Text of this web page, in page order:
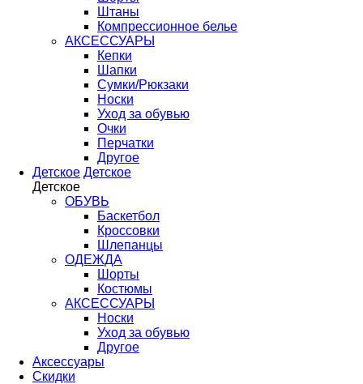
Штаны
Компрессионное белье
АКСЕССУАРЫ
Кепки
Шапки
Сумки/Рюкзаки
Носки
Уход за обувью
Очки
Перчатки
Другое
Детское Детское
Детское
ОБУВЬ
Баскетбол
Кроссовки
Шлепанцы
ОДЕЖДА
Шорты
Костюмы
АКСЕССУАРЫ
Носки
Уход за обувью
Другое
Аксессуары
Скидки